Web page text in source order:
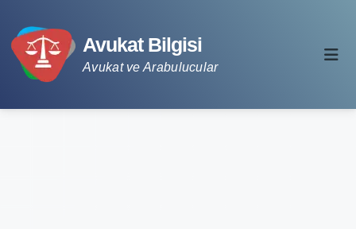
Avukat Bilgisi
Avukat ve Arabulucular